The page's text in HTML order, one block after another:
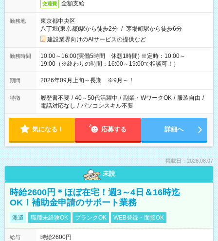
交通費 全額支給
勤務地
東京都中央区
八丁堀(東京都)駅から徒歩2分 / 茅場町駅から徒歩6分
建設業界向けのAIサービスの提供など
勤務時間
10:00～16:00(実働5時間 休憩1時間) ※定時：10:00～
19:00（※終わりの時間：16:00～19:00で相談可！）
期間 2026年09月上旬～長期 ※9月～！
特徴 履歴書不要 / 40～50代活躍中 / 副業・WワークOK / 服装自由 /
電話対応なし / パソコンスキル不要
気になる！ 応募する 詳細へ
掲載日：2026.08.07
未読
時給2600円＊ほぼ在宅！週3～4日＆16時迄
OK！補助金申請のサポート業務
派遣 職種未経験OK ブランクOK WEB登録・面接OK
給与
時給2600円